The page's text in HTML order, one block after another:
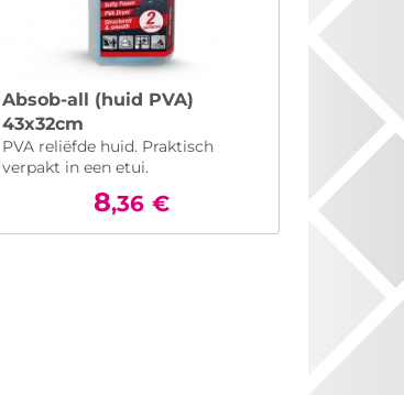
Absob-all (huid PVA)
43x32cm
PVA reliëfde huid. Praktisch
verpakt in een etui.
8,36 €